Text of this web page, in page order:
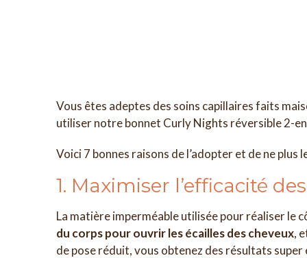
Vous êtes adeptes des soins capillaires faits
utiliser notre bonnet Curly Nights réversible 2-
Voici 7 bonnes raisons de l’adopter et de ne plus
1. Maximiser l’efficacité
La matière imperméable utilisée pour réaliser le
du corps pour ouvrir les écailles des cheveux,
de pose réduit, vous obtenez des résultats super